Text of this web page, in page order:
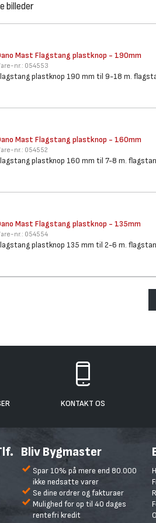
billeder
Mast Flagstang plastknop - 190mm
nr.: 054553
plastknop 190 mm til 9-18 m.
Mast Flagstang plastknop - 160mm
nr.: 054552
plastknop 160 mm til 7-8 m.
Mast Flagstang plastknop - 135mm
nr.: 054554
plastknop 135 mm til 2-6 m.
KONTAKT OS
Bliv Bygmaster
Spar 10% på mere end 80.000
ikke nedsatte varer
Se dine ordrer og fakturaer
Mulighed for op til 40 dages
rentefri kredit